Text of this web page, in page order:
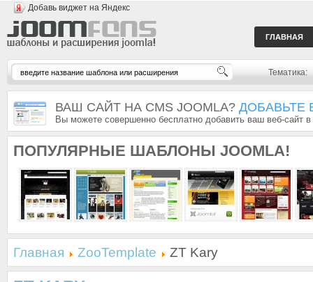
Добавь виджет на Яндекс
ГЛАВНАЯ
Тематика:
ВАШ САЙТ НА CMS JOOMLA? ДОБАВЬТЕ
Вы можете совершенно бесплатно добавить ваш веб-сайт
ПОПУЛЯРНЫЕ ШАБЛОНЫ JOOMLA!
Главная ZooTemplate ZT Kary